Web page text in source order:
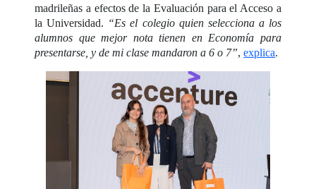
madrileñas a efectos de la Evaluación para el Acceso a
la Universidad. “Es el colegio quien selecciona a los
alumnos que mejor nota tienen en Economía para
presentarse, y de mi clase mandaron a 6 o 7”,explica.